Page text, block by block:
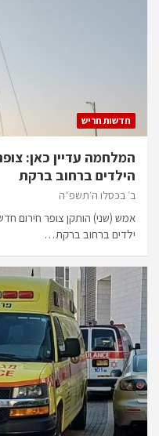
חדשות חריש
המלחמה עדיין כאן:
הילדים ברחוב ברקת
ב׳ בכסלו ה׳תשפ״ה
אמש (שני) הותקן צופר חירום
ילדים ברחוב ברקת…